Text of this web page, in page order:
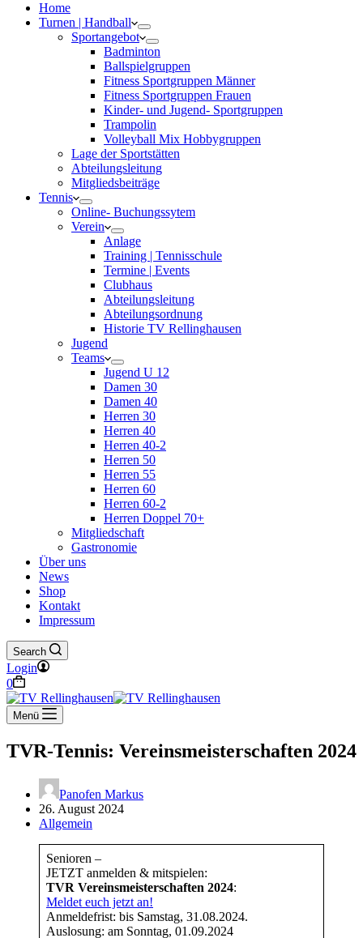
Home
Turnen | Handball
Sportangebot
Badminton
Ballspielgruppen
Fitness Sportgruppen Männer
Fitness Sportgruppen Frauen
Kinder- und Jugend- Sportgruppen
Trampolin
Volleyball Mix Hobbygruppen
Lage der Sportstätten
Abteilungsleitung
Mitgliedsbeiträge
Tennis
Online- Buchungssytem
Verein
Anlage
Training | Tennisschule
Termine | Events
Clubhaus
Abteilungsleitung
Abteilungsordnung
Historie TV Rellinghausen
Jugend
Teams
Jugend U 12
Damen 30
Damen 40
Herren 30
Herren 40
Herren 40-2
Herren 50
Herren 55
Herren 60
Herren 60-2
Herren Doppel 70+
Mitgliedschaft
Gastronomie
Über uns
News
Shop
Kontakt
Impressum
Search
Login
Warenkorb
0
Menü
TVR-Tennis: Vereinsmeisterschaften 2024
Panofen Markus
26. August 2024
Allgemein
Senioren –
JETZT anmelden & mitspielen:
TVR Vereinsmeisterschaften 2024:
Meldet euch jetzt an!
Anmeldefrist: bis Samstag, 31.08.2024.
Auslosung: am Sonntag, 01.09.2024